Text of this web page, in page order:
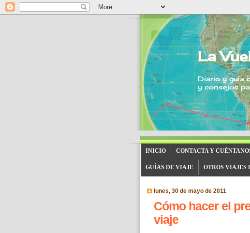
La
Diario y guía
y consejos
INICIO CONTACTA Y
GUÍAS DE VIAJE OTROS VIAJES
lunes, 30 de mayo de 2011
Cómo hacer el
viaje